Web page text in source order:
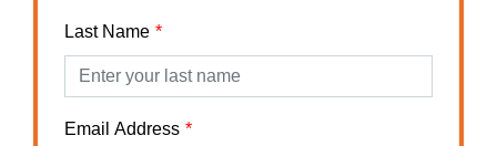
Last Name
Email Address